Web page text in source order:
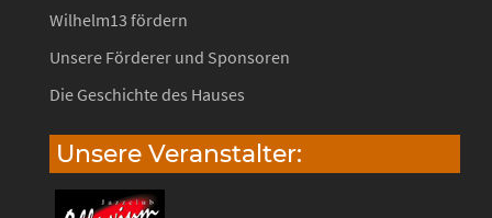
Wilhelm13 fördern
Unsere Förderer und Sponsoren
Die Geschichte des Hauses
Unsere Veranstalter: